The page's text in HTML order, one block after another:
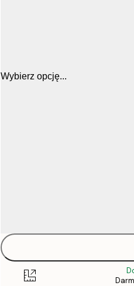
Wybierz opcję...
50x70 cm